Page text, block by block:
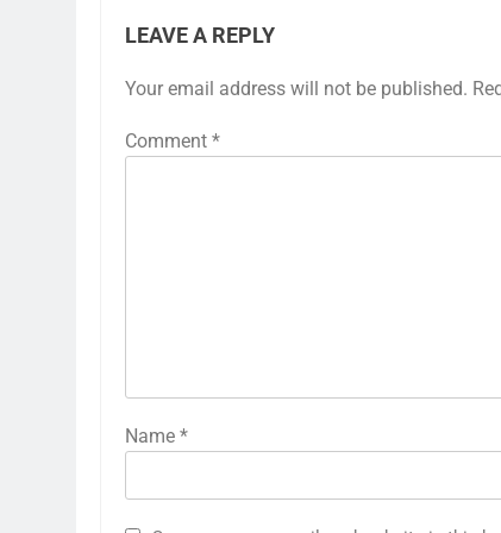
LEAVE A REPLY
Your email address will not be published.
Comment *
Name *
CM विजय की पत्नी ने तलाक की
वापस ली:बेवफाई का आरोप लगाकर